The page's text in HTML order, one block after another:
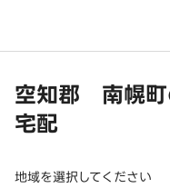
空知郡 南幌町
宅配
地域を選択してください